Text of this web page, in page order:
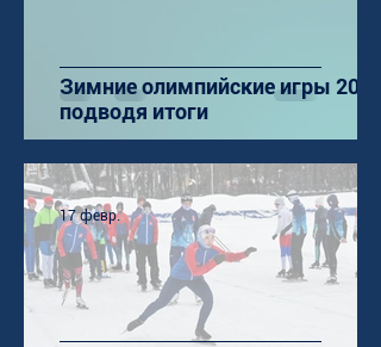
Зимние олимпийские игры 2026:
подводя итоги
17 февр.